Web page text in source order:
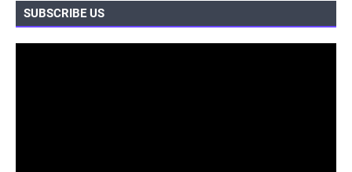
SUBSCRIBE US